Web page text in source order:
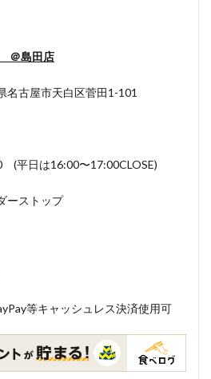
＠島田店
名古屋市天白区菅田1-101
(平日は16:00〜17:00CLOSE)
トップ
等キャッシュレス決済使用可